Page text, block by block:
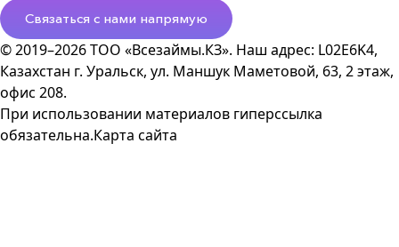
Связаться с нами напрямую
© 2019–2026 ТОО «Всезаймы.КЗ». Наш адрес: L02E6K4,
Казахстан г. Уральск, ул. Маншук Маметовой, 63, 2 этаж,
офис 208.
При использовании материалов гиперссылка
обязательна.Карта сайта